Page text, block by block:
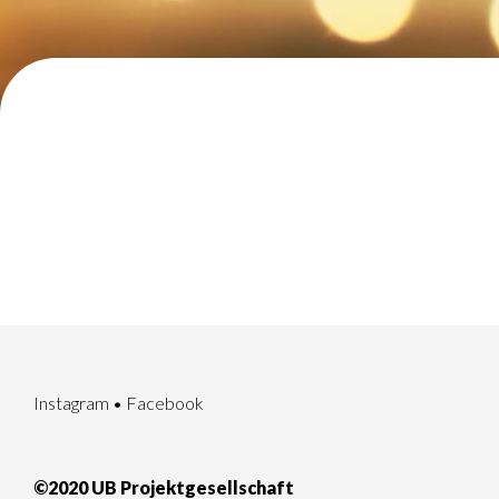
Instagram • Facebook
©2020 UB Projektgesellschaft